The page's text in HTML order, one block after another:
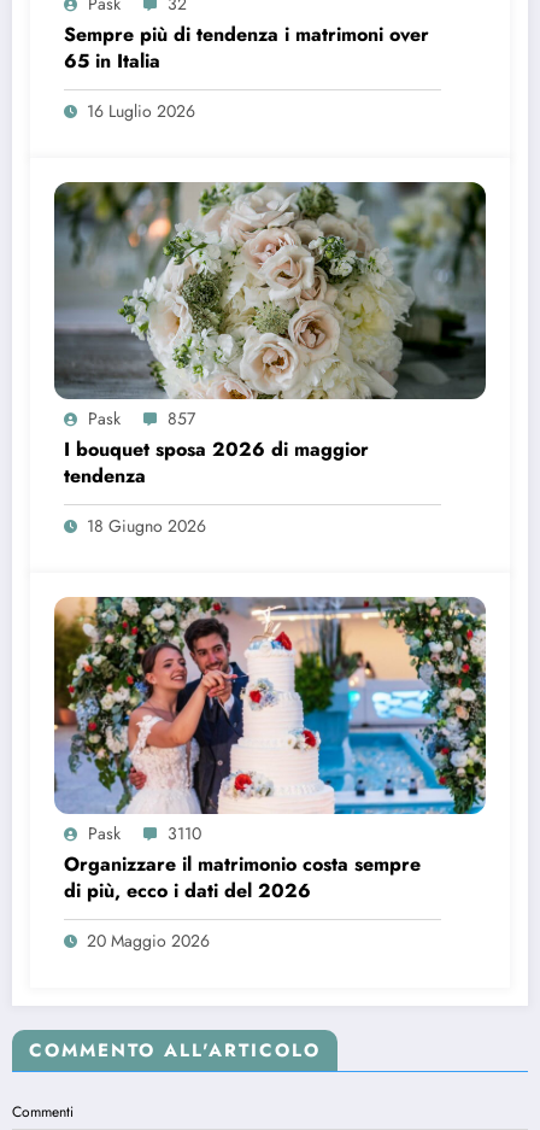
Sempre più di tendenza i matrimoni over
65 in Italia
16 Luglio 2026
Pask 857
I bouquet sposa 2026 di maggior
tendenza
18 Giugno 2026
Pask 3110
Organizzare il matrimonio costa sempre
di più, ecco i dati del 2026
20 Maggio 2026
COMMENTO ALL'ARTICOLO
Commenti